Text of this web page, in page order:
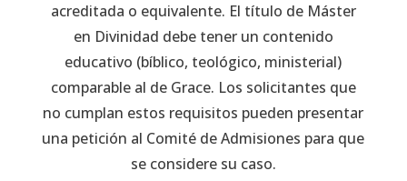
acreditada o equivalente. El título de Máster
en Divinidad debe tener un contenido
educativo (bíblico, teológico, ministerial)
comparable al de Grace. Los solicitantes que
no cumplan estos requisitos pueden presentar
una petición al Comité de Admisiones para que
se considere su caso.